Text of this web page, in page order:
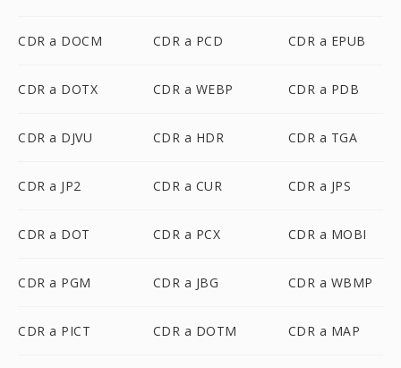
CDR a DOCM CDR a PCD CDR a EPUB
CDR a DOTX CDR a WEBP CDR a PDB
CDR a DJVU CDR a HDR CDR a TGA
CDR a JP2 CDR a CUR CDR a JPS
CDR a DOT CDR a PCX CDR a MOBI
CDR a PGM CDR a JBG CDR a WBMP
CDR a PICT CDR a DOTM CDR a MAP